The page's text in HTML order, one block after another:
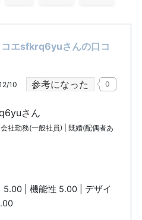
エsfkrq6yuさんの口コ
10 参考になった 0
さん
社勤務(一般社員) | 既婚(配偶者あ
| 機能性 5.00 | デザイ